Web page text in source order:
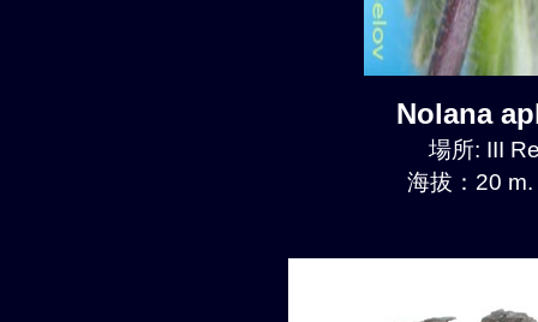
Nolana
場所: III
海拔：20